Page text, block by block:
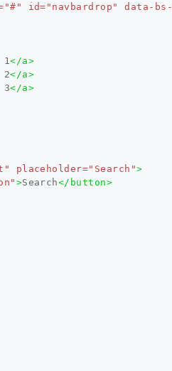
"#" id= "navbardrop" data-
1</a>
2</a>
3</a>
placeholder="Search">
>Search</button>